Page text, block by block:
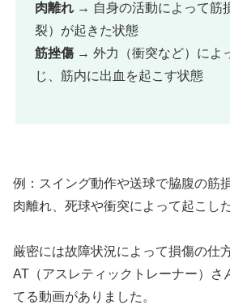
肉離れ → 自身の活動によって筋
裂）が起きた状態
筋挫傷 → 外力（衝突など）によ
じ、筋内に出血を起こす状態
例：スイング動作や送球で脇腹の筋
肉離れ、死球や衝突によって起こし
厳密には故障状況によって損傷の仕
AT（アスレティックトレーナー）さ
てる動画がありました。